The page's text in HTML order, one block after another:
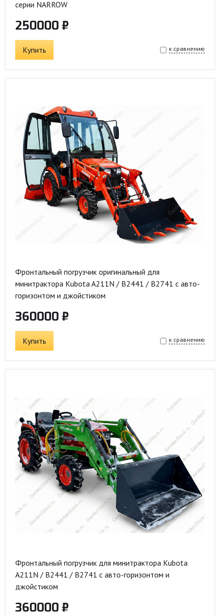
серии NARROW
250000 ₽
Купить к сравнению
Фронтальный погрузчик оригинальный для
минитрактора Kubota A211N / B2441 / B2741 с авто-
горизонтом и джойстиком
360000 ₽
Купить к сравнению
Фронтальный погрузчик для минитрактора Kubota
A211N / B2441 / B2741 с авто-горизонтом и
джойстиком
360000 ₽